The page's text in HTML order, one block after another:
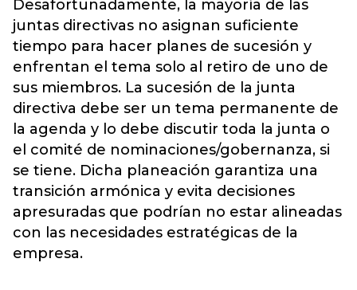
Desafortunadamente, la mayoría de las
juntas directivas no asignan suficiente
tiempo para hacer planes de sucesión y
enfrentan el tema solo al retiro de uno de
sus miembros. La sucesión de la junta
directiva debe ser un tema permanente de
la agenda y lo debe discutir toda la junta o
el comité de nominaciones/gobernanza, si
se tiene. Dicha planeación garantiza una
transición armónica y evita decisiones
apresuradas que podrían no estar alineadas
con las necesidades estratégicas de la
empresa.